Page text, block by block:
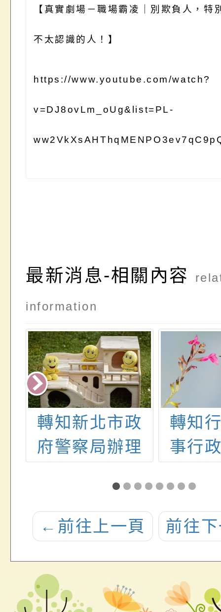
【真實劇場－職場霸凌｜別欺負人，特
不太認識的人！】
https://www.youtube.com/watch?
v=DJ8ovLm_oUg&list=PL-
最新消息-相關內容
information
轉知新北市政
府警察局辦理
政安定樹
（Rooted in
Trintegrity）反
貪倡廉有獎徵
答活動」
轉知
事行
政院
央及
關（
員服
法
← 前往上一頁 前往